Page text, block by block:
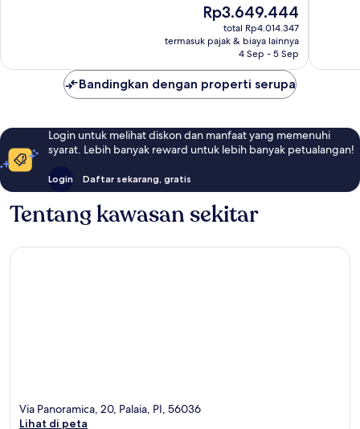
Harga
sekarang
Rp3.649.444
Rp3.649.444
total Rp4.014.347
termasuk pajak & biaya lainnya
4 Sep - 5 Sep
Bandingkan dengan properti serupa
Login untuk melihat diskon dan manfaat yang memenuhi
syarat. Lebih banyak reward untuk lebih banyak petualangan!
Login Daftar sekarang, gratis
Tentang kawasan sekitar
Via Panoramica, 20, Palaia, PI, 56036
Lihat di peta